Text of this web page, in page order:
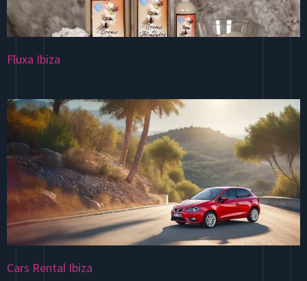
Fluxa Ibiza
Cars Rental Ibiza